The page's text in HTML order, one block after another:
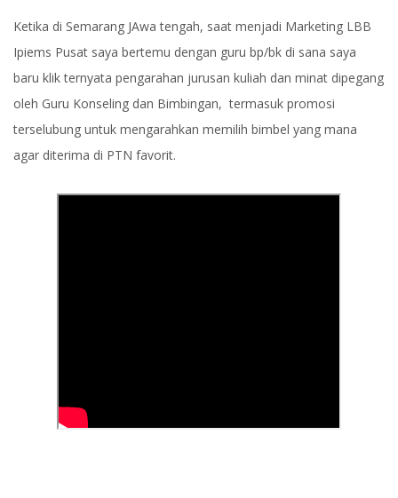
Ketika di Semarang JAwa tengah, saat menjadi Marketing LBB
Ipiems Pusat saya bertemu dengan guru bp/bk di sana saya
baru klik ternyata pengarahan jurusan kuliah dan minat dipegang
oleh Guru Konseling dan Bimbingan, termasuk promosi
terselubung untuk mengarahkan memilih bimbel yang mana
agar diterima di PTN favorit.